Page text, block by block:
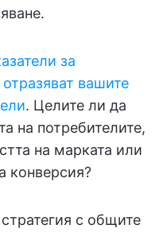
за
вашите
. Целите ли да
на потребителите,
на марката или
конверсия?
с общите